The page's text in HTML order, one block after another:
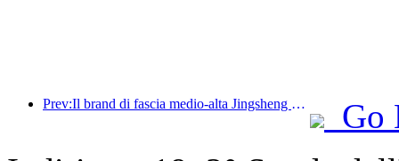
Prev:Il brand di fascia medio-alta Jingsheng Hotel salpa ufficialmente, inaugurando un nuovo modello di integrazione di e-sport, cultura e turismo
Go